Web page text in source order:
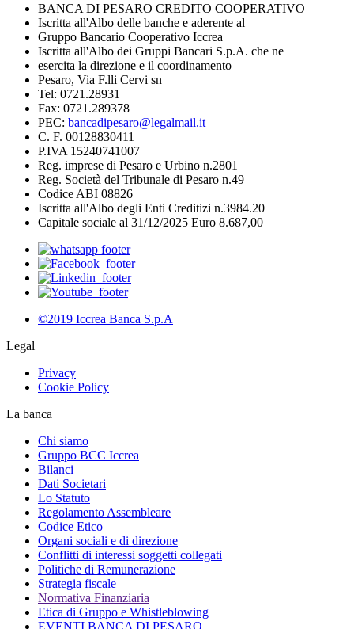
BANCA DI PESARO CREDITO COOPERATIVO
Iscritta all'Albo delle banche e aderente al
Gruppo Bancario Cooperativo Iccrea
Iscritta all'Albo dei Gruppi Bancari S.p.A. che ne
esercita la direzione e il coordinamento
Pesaro, Via F.lli Cervi sn
Tel: 0721.28931
Fax: 0721.289378
PEC: bancadipesaro@legalmail.it
C. F. 00128830411
P.IVA 15240741007
Reg. imprese di Pesaro e Urbino n.2801
Reg. Società del Tribunale di Pesaro n.49
Codice ABI 08826
Iscritta all'Albo degli Enti Creditizi n.3984.20
Capitale sociale al 31/12/2025 Euro 8.687,00
©2019 Iccrea Banca S.p.A
Legal
Privacy
Cookie Policy
La banca
Chi siamo
Gruppo BCC Iccrea
Bilanci
Dati Societari
Lo Statuto
Regolamento Assembleare
Codice Etico
Organi sociali e di direzione
Conflitti di interessi soggetti collegati
Politiche di Remunerazione
Strategia fiscale
Normativa Finanziaria
Etica di Gruppo e Whistleblowing
EVENTI BANCA DI PESARO